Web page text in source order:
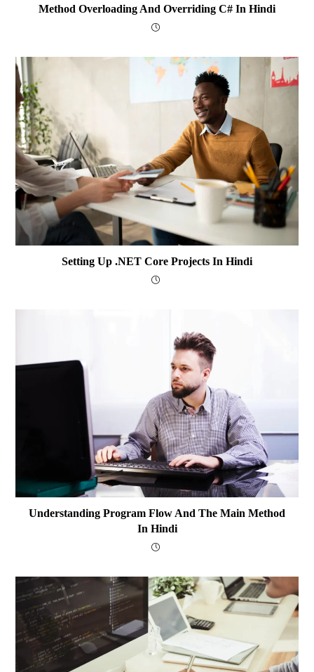
Method Overloading And Overriding C# In Hindi
Setting Up .NET Core Projects In Hindi
Understanding Program Flow And The Main Method
In Hindi